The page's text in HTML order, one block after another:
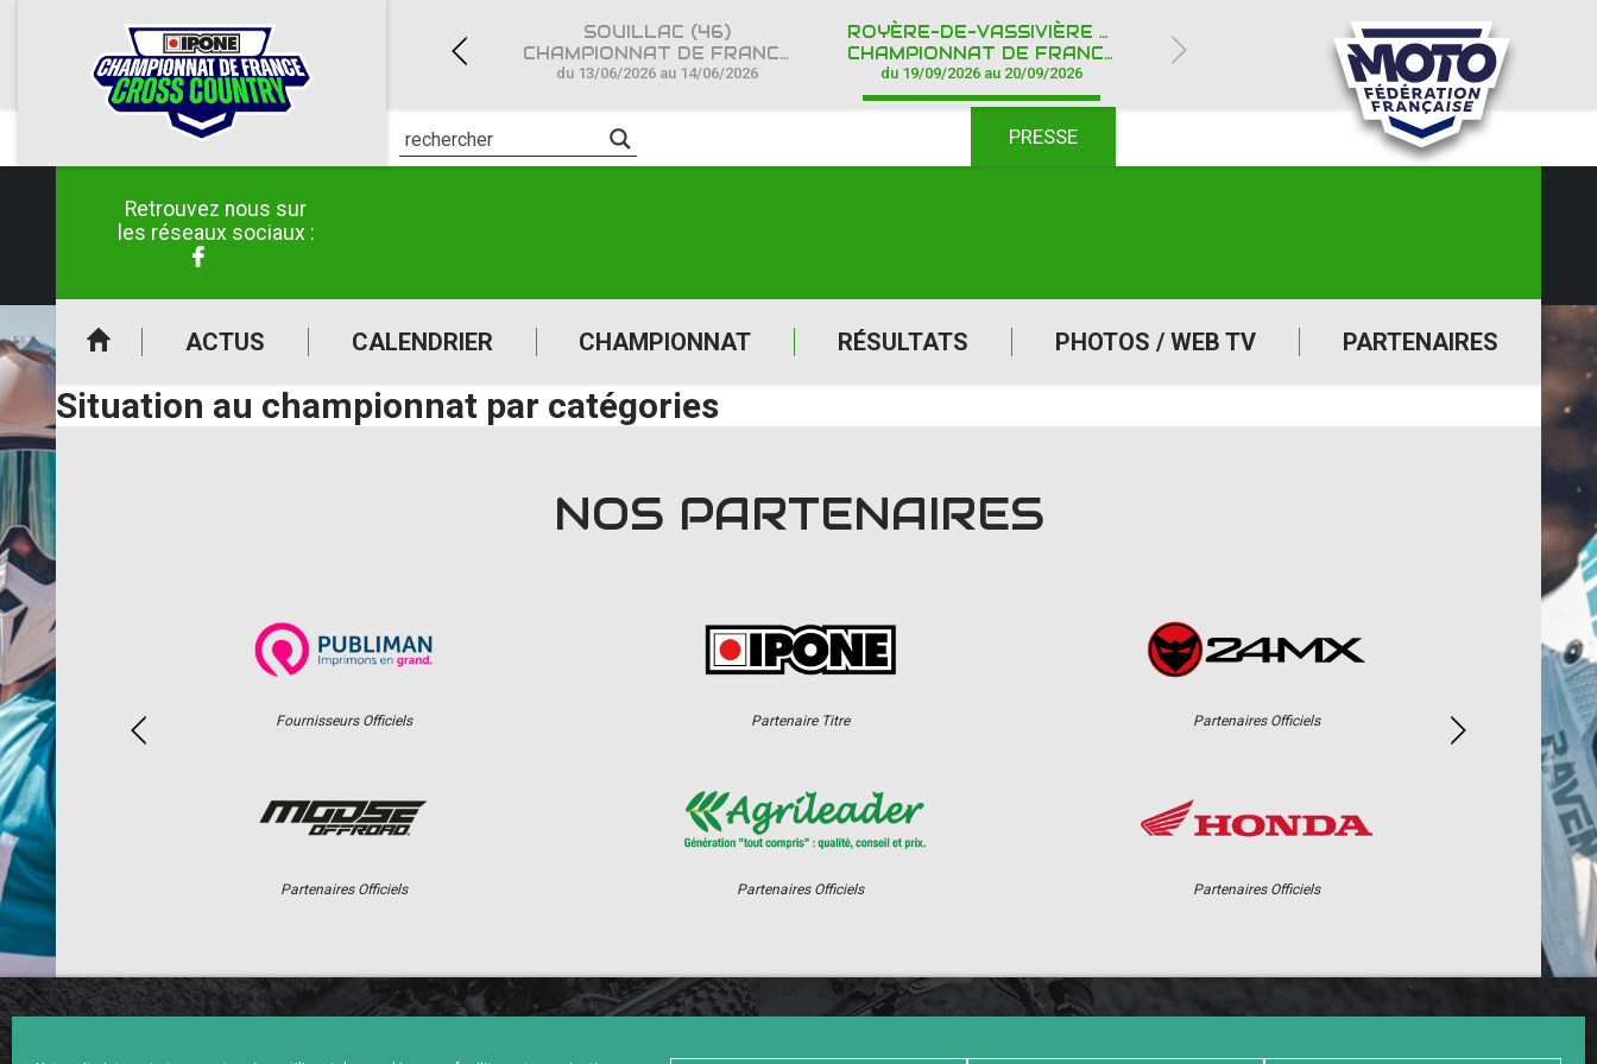
Retrouvez nous sur
les réseaux sociaux :
ACTUS CALENDRIER CHAMPIONNAT RÉSULTATS PHOTOS / WEB TV PARTENAIRES
PRESSE
CROSS COUNTRY IPONE
au 26/04/2026
CHAMPIONNAT DE FRANCE CROSS COUNTRY IPONE
du 30/05/2026 au 31/05/2026
SOUILLAC (46)
CHAMPIONNAT DE FRANCE CROSS COUNTRY IPONE
du 13/06/2026 au 14/06/2026
ROYÈRE-DE-VASSIVIÈRE (23)
CHAMPIONNAT DE FRANCE CROSS COUNTRY IPONE
du 19/09/2026 au 20/09/2026
Situation au championnat par catégories
NOS PARTENAIRES
Fournisseurs Officiels
Partenaires Officiels
Partenaire Titre
Partenaires Officiels
Partenaires Officiels
Partenaires Officiels
CHAMPIONNAT RÉSULTATS PHOTOS / WEB TV PARTENAIRES